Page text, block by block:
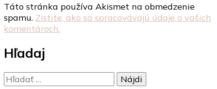
Táto stránka používa Akismet na obmedzenie
spamu. Zistite, ako sa spracovávajú údaje o vašich
komentároch.
Hľadaj
Hľadať: